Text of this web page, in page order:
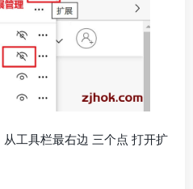
工具栏最右边 三个点 打开扩